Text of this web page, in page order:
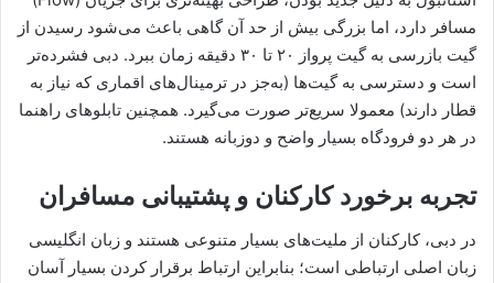
مسافر دارد، اما بزرگی بیش از حد آن گاهی باعث می‌شود رسیدن از
گیت بازرسی به گیت پرواز ۲۰ تا ۳۰ دقیقه زمان ببرد. دبی فشرده‌تر
است و دسترسی به گیت‌ها (به‌جز در ترمینال‌های اقماری که نیاز به
قطار دارند) معمولا سریع‌تر صورت می‌گیرد. همچنین تابلوهای راهنما
در هر دو فرودگاه بسیار واضح و دوزبانه هستند.
تجربه برخورد کارکنان و پشتیبانی مسافران
در دبی، کارکنان از ملیت‌های بسیار متنوعی هستند و زبان انگلیسی
زبان اصلی ارتباطی است؛ بنابراین ارتباط برقرار کردن بسیار آسان